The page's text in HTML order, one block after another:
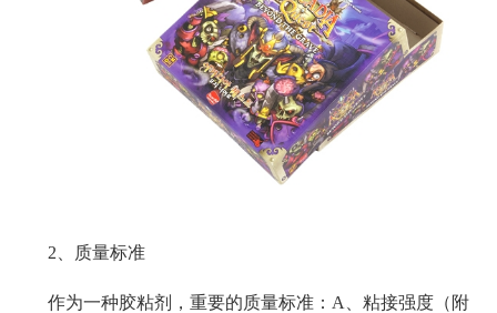
2、质量标准
作为一种胶粘剂，重要的质量标准：A、粘接强度（附